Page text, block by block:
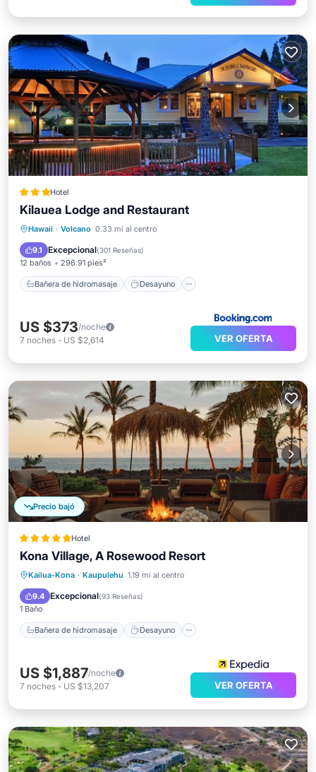
Hotel
Kilauea Lodge and Restaurant
Hawaii · Volcano 0.33 mi al centro
9.1 Excepcional(301 Reseñas)
12 baños 296.91 pies²
Bañera de hidromasaje Desayuno
Bañera de hidromasaje
Aparcamiento
US $373/noche
7 noches - US $2,614 VER OFERTA
Precio bajó
Hotel
Kona Village, A Rosewood Resort
Kailua-Kona · Kaupulehu 1.19 mi al centro
9.4 Excepcional(93 Reseñas)
1 Baño
Bañera de hidromasaje Desayuno
Bañera de hidromasaje
Desayuno
Aparcamiento
US $1,887/noche
7 noches - US $13,207 VER OFERTA